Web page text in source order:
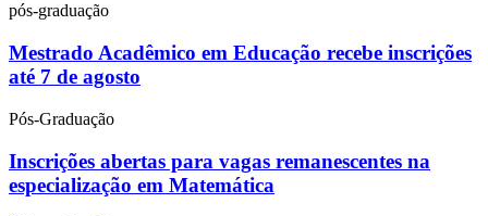
pós-graduação
Mestrado Acadêmico em Educação recebe inscrições
até 7 de agosto
Pós-Graduação
Inscrições abertas para vagas remanescentes na
especialização em Matemática